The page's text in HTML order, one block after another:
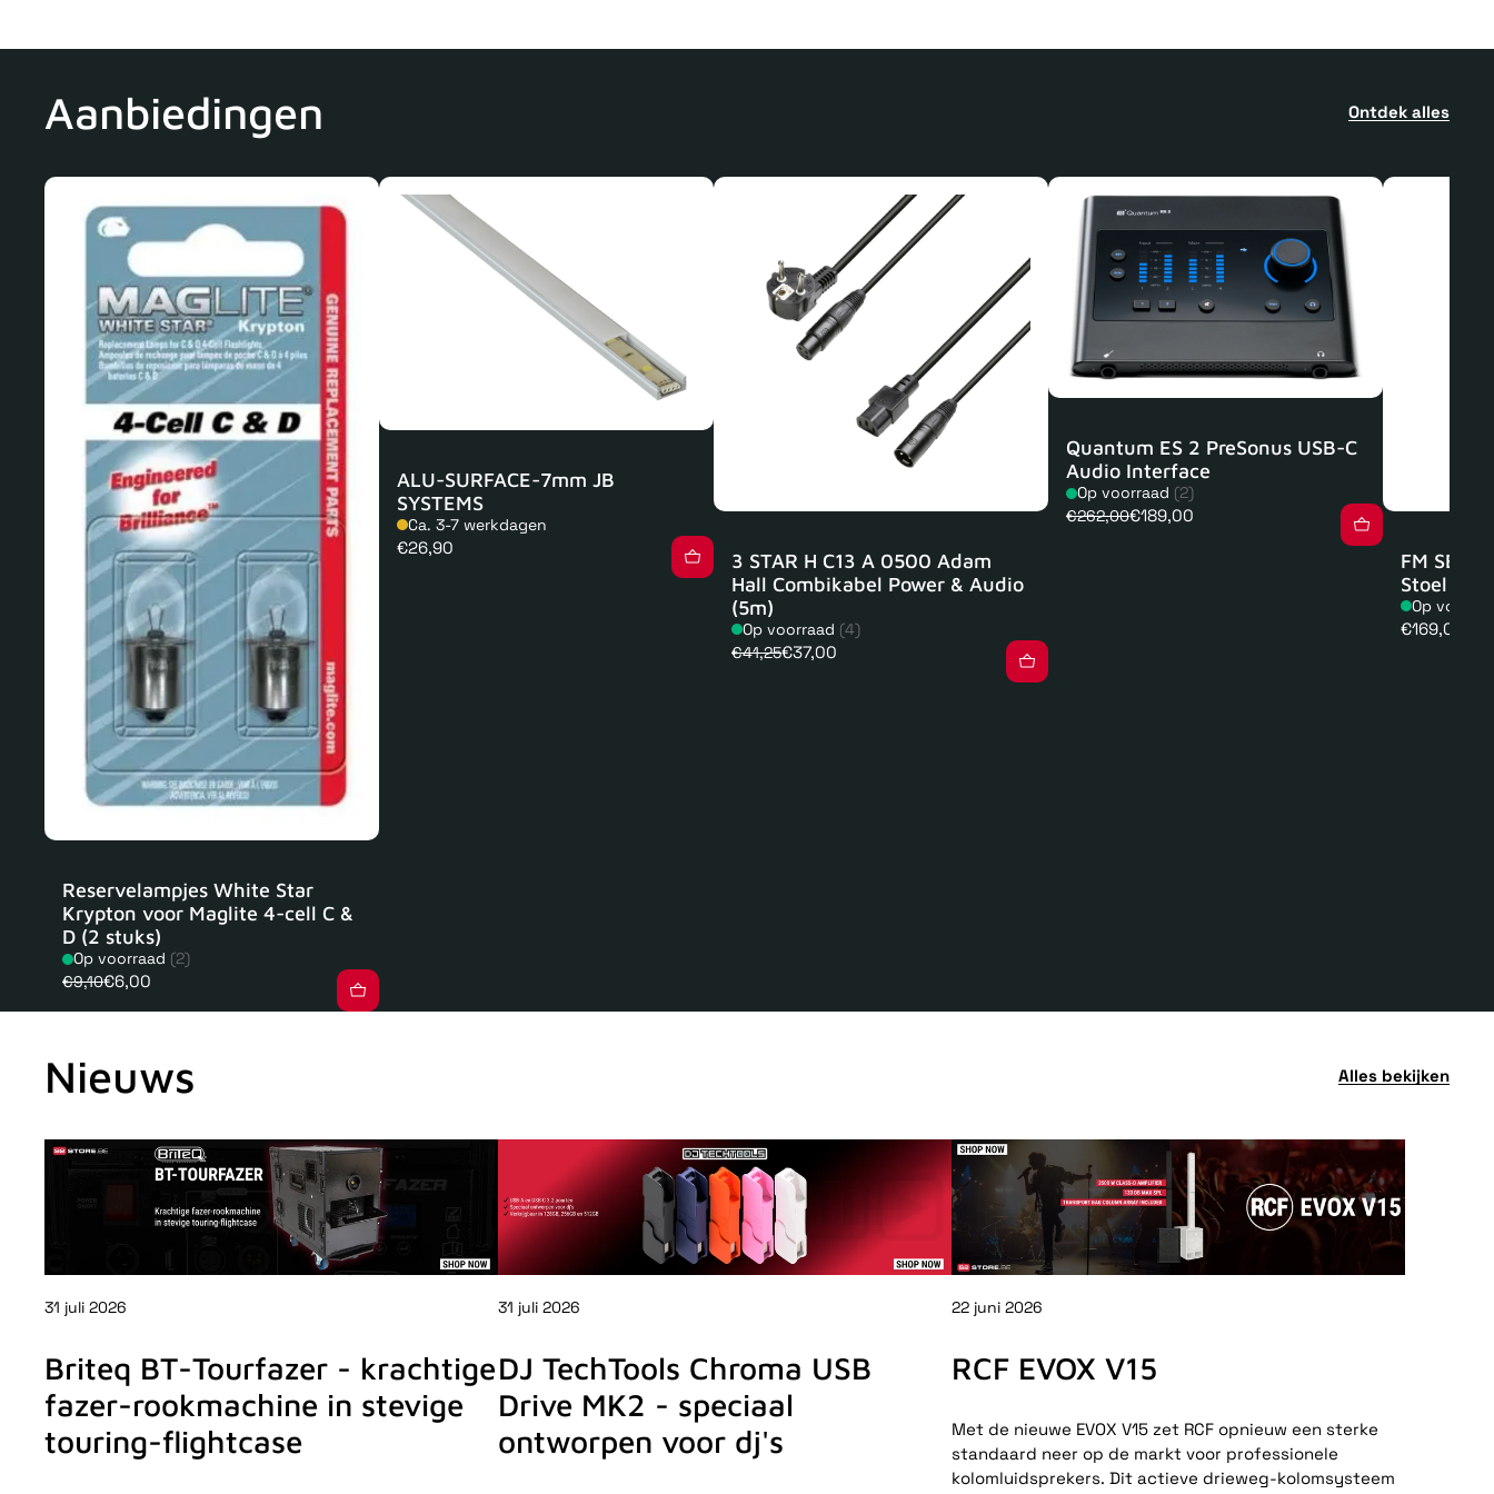
Aanbiedingen Ontdek alles
Reservelampjes White Star
Krypton voor Maglite 4-cell C &
D (2 stuks)
Op voorraad (2)
€9,10€6,00
ALU-SURFACE-7mm JB
SYSTEMS
Ca. 3-7 werkdagen
Normale
€26,90
3 STAR H C13 A 0500 Adam
Hall Combikabel Power & Audio
(5m)
Op voorraad (4)
€41,25€37,00
Quantum ES 2 PreSonus USB-C
Audio Interface
Op voorraad (2)
€262,00€189,00
FM
Stoel
Op
Normale
€169,00
Nieuws Alles bekijken
31 juli 2026
Briteq BT-Tourfazer - krachtige
fazer-rookmachine in stevige
touring-flightcase
31 juli 2026
DJ TechTools Chroma USB
Drive MK2 - speciaal
ontworpen voor dj's
22 juni 2026
RCF EVOX V15
Met de nieuwe EVOX V15 zet RCF opnieuw een sterke
standaard neer op de markt voor professionele
kolomluidsprekers. Dit actieve drieweg-kolomsysteem